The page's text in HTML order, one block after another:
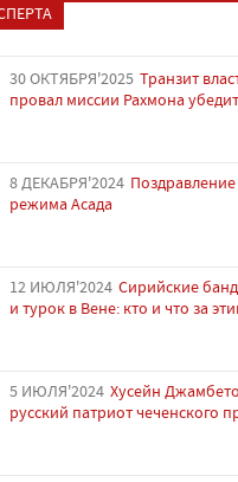
30 ОКТЯБРЯ'2025 Транзит
провал миссии Рахмона
8 ДЕКАБРЯ'2024
режима Асада
12 ИЮЛЯ'2024 Сирийские
и турок в Вене: кто и что за
5 ИЮЛЯ'2024 Хусейн
русский патриот чеченского